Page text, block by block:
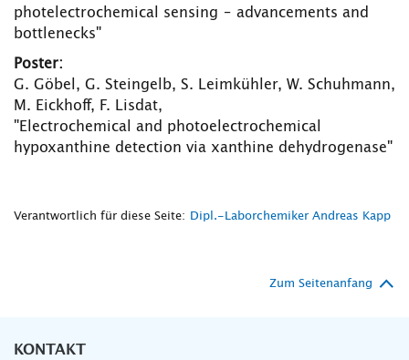
Kontakt und Anfahrt
photelectrochemical sensing – advancements and
bottlenecks"
Poster:
G. Göbel, G. Steingelb, S. Leimkühler, W. Schuhmann,
M. Eickhoff, F. Lisdat,
"Electrochemical and photoelectrochemical
hypoxanthine detection via xanthine dehydrogenase"
Verantwortlich für diese Seite: Dipl.-Laborchemiker Andreas Kapp
Zum Seitenanfang
KONTAKT